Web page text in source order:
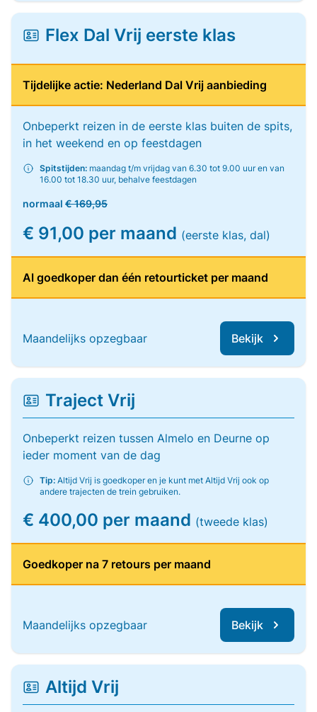
Flex Dal Vrij eerste klas
Tijdelijke actie: Nederland Dal Vrij aanbieding
Onbeperkt reizen in de eerste klas buiten de spits,
in het weekend en op feestdagen
Spitstijden: maandag t/m vrijdag van 6.30 tot 9.00 uur en van
16.00 tot 18.30 uur, behalve feestdagen
normaal € 169,95
€ 91,00 per maand (eerste klas, dal)
Al goedkoper dan één retourticket per maand
Maandelijks opzegbaar Bekijk
Traject Vrij
Onbeperkt reizen tussen Almelo en Deurne op
ieder moment van de dag
Tip: Altijd Vrij is goedkoper en je kunt met Altijd Vrij ook op
andere trajecten de trein gebruiken.
€ 400,00 per maand (tweede klas)
Goedkoper na 7 retours per maand
Maandelijks opzegbaar Bekijk
Altijd Vrij